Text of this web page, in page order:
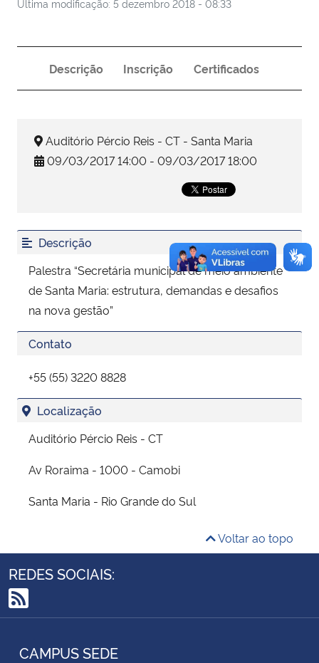
Secretaria de Governo
Advocacia-Geral da União
Última modificação: 5 dezembro 2018 - 08:33
Descrição Inscrição Certificados
Auditório Pércio Reis - CT - Santa Maria
09/03/2017 14:00 - 09/03/2017 18:00
Descrição
Palestra “Secretária municipal de meio ambiente
de Santa Maria: estrutura, demandas e desafios
na nova gestão”
Contato
+55 (55) 3220 8828
Localização
Auditório Pércio Reis - CT
Av Roraima - 1000 - Camobi
Santa Maria - Rio Grande do Sul
Voltar ao topo
REDES SOCIAIS:
RSS
CAMPUS SEDE